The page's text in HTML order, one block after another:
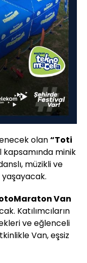
olan“Toti
minik
müzikli ve
Van
Katılımcıların
ve eğlenceli
Van, eşsiz